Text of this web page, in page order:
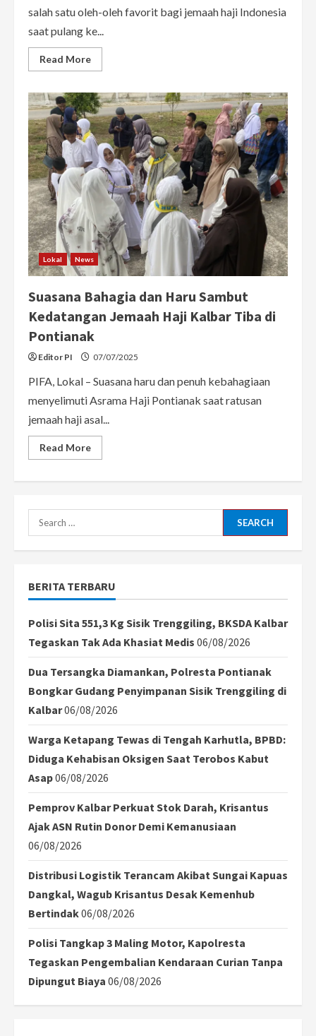
salah satu oleh-oleh favorit bagi jemaah haji Indonesia
saat pulang ke...
Read MoreRead
more
Haji,
Khusnul
Khatimah
Bawa
20
Boneka
Unta
Untuk
Anak
Lokal News
Suasana Bahagia dan Haru Sambut
Kedatangan Jemaah Haji Kalbar Tiba di
Pontianak
Editor PI 07/07/2025
PIFA, Lokal – Suasana haru dan penuh kebahagiaan
menyelimuti Asrama Haji Pontianak saat ratusan
jemaah haji asal...
Read MoreRead
more
Jemaah
Pontianak
Search
for:
BERITA TERBARU
Polisi Sita 551,3 Kg Sisik Trenggiling, BKSDA Kalbar
Tegaskan Tak Ada Khasiat Medis 06/08/2026
Dua Tersangka Diamankan, Polresta Pontianak
Bongkar Gudang Penyimpanan Sisik Trenggiling di
Kalbar06/08/2026
Warga Ketapang Tewas di Tengah Karhutla, BPBD:
Diduga Kehabisan Oksigen Saat Terobos Kabut
Asap06/08/2026
Pemprov Kalbar Perkuat Stok Darah, Krisantus
Ajak ASN Rutin Donor Demi Kemanusiaan
06/08/2026
Distribusi Logistik Terancam Akibat Sungai Kapuas
Dangkal, Wagub Krisantus Desak Kemenhub
Bertindak06/08/2026
Polisi Tangkap 3 Maling Motor, Kapolresta
Tegaskan Pengembalian Kendaraan Curian Tanpa
Dipungut Biaya 06/08/2026